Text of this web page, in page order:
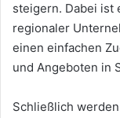
steigern. Dabei ist
regionaler
einen einfachen
und Angeboten in
Schließlich